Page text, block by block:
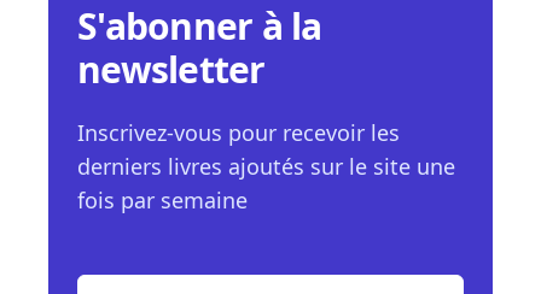
S'abonner à la
newsletter
Inscrivez-vous pour recevoir les
derniers livres ajoutés sur le site une
fois par semaine